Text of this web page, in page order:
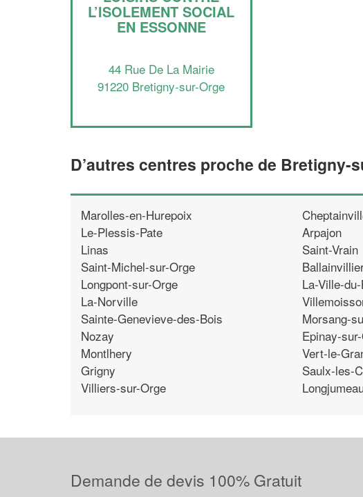
L’ISOLEMENT SOCIAL
EN ESSONNE
44 Rue De La Mairie
91220 Bretigny-sur-Orge
D’autres centres proche de Bretigny-
Marolles-en-Hurepoix
Le-Plessis-Pate
Linas
Saint-Michel-sur-Orge
Longpont-sur-Orge
La-Norville
Sainte-Genevieve-des-Bois
Nozay
Montlhery
Grigny
Villiers-sur-Orge
Arpajon
Saint-Vrain
La-Ville-
Morsang-
Epinay-
Vert-le-
Saulx-les-
Demande de devis 100% Gratuit